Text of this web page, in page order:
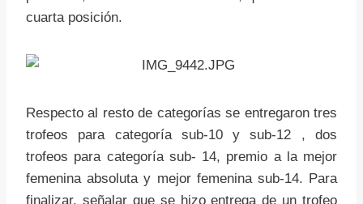
cuarta posición.
Respecto al resto de categorías se entregaron tres
trofeos para categoría sub-10 y sub-12 , dos
trofeos para categoría sub- 14, premio a la mejor
femenina absoluta y mejor femenina sub-14. Para
finalizar, señalar que se hizo entrega de un trofeo